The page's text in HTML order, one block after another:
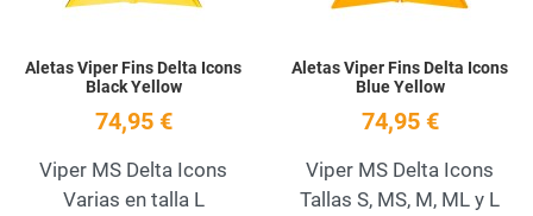
Aletas Viper Fins Delta Icons
Black Yellow
74,95 €
Viper MS Delta Icons
Varias en talla L
Aletas Viper Fins Delta Icons
Blue Yellow
74,95 €
Viper MS Delta Icons
Tallas S, MS, M, ML y L